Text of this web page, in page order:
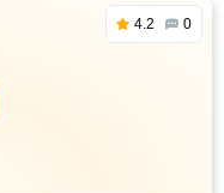
4.2 0